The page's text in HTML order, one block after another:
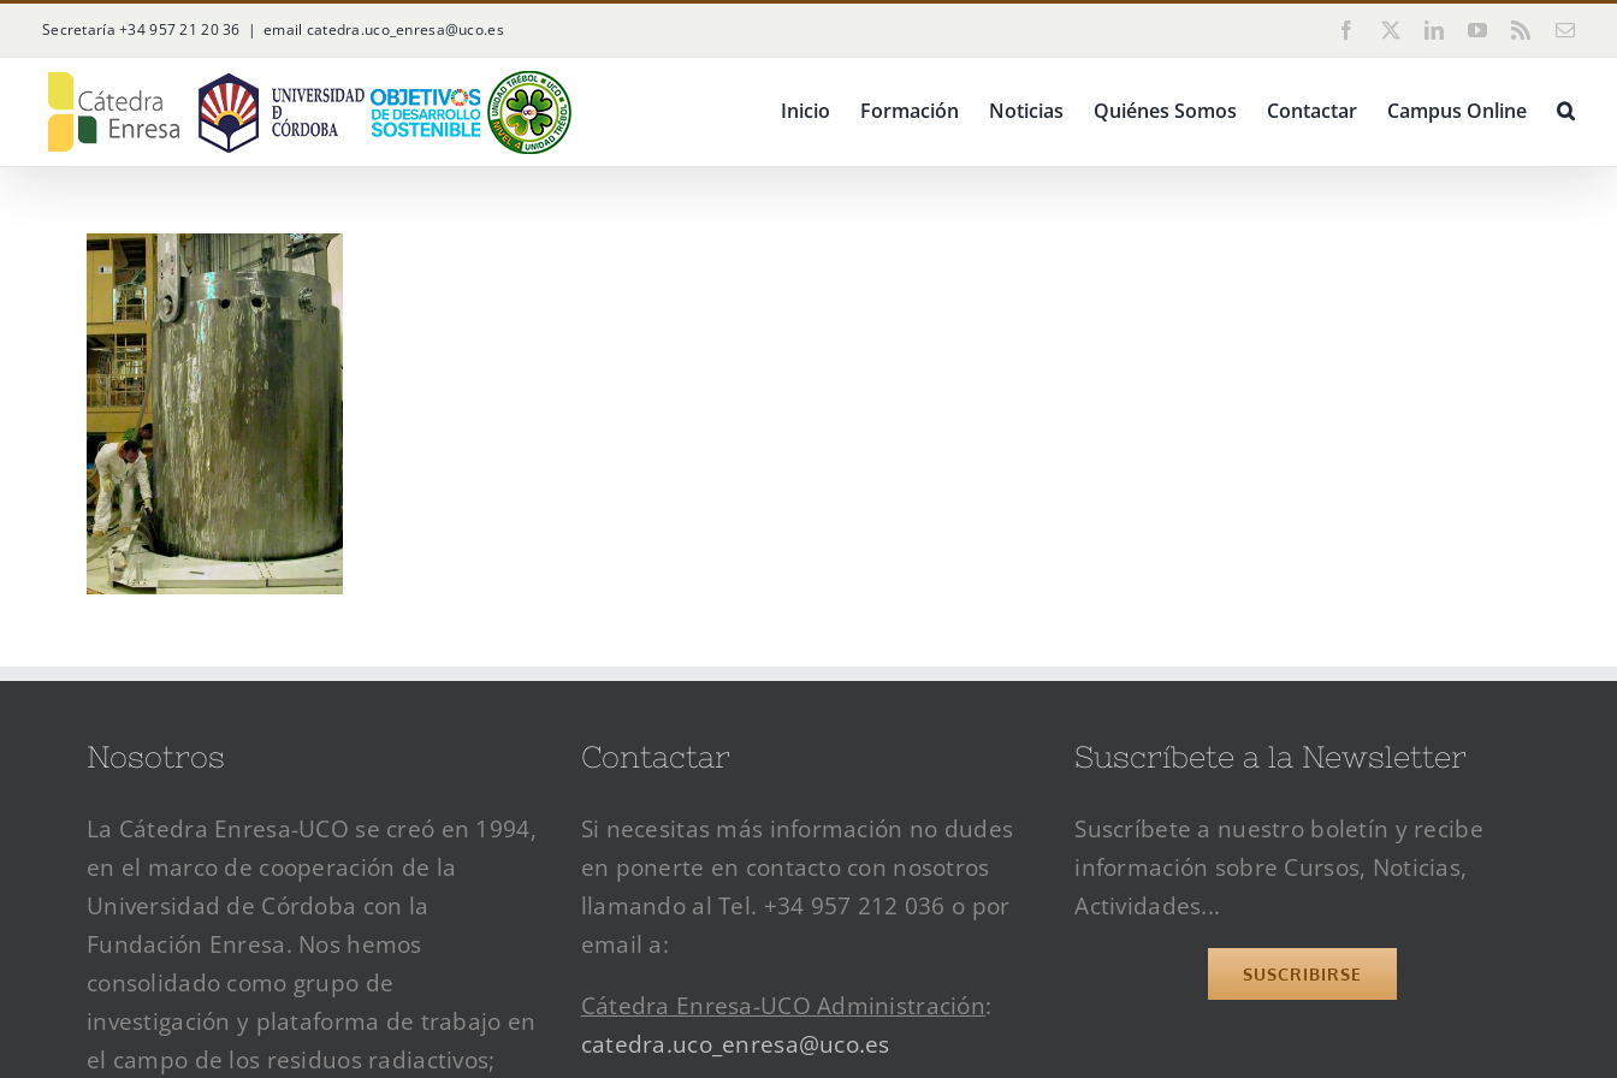
Saltar
al
contenido
Secretaría +34 957 21 20 36 | email catedra.uco_enresa@uco.es Facebook LinkedInYouTube
Rss
Inicio Formación Noticias Quiénes Somos Contactar Campus Online
Nosotros
La Cátedra Enresa-UCO se creó en 1994,
en el marco de cooperación de la
Universidad de Córdoba con la
Fundación Enresa. Nos hemos
consolidado como grupo de
investigación y plataforma de trabajo en
el campo de los residuos radiactivos;
Contactar
Si necesitas más información no dudes
en ponerte en contacto con nosotros
llamando al Tel. +34 957 212 036 o por
email a:
Cátedra Enresa-UCO Administración:
catedra.uco_enresa@uco.es
Suscríbete a la Newsletter
Suscríbete a nuestro boletín y recibe
información sobre Cursos, Noticias,
Actividades...
SUSCRIBIRSE